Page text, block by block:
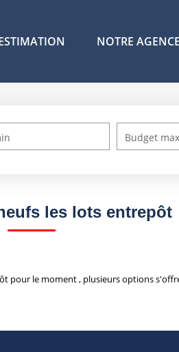
NOTRE AGENCE
Budget max
les lots entrepôt
pour le moment , plusieurs options